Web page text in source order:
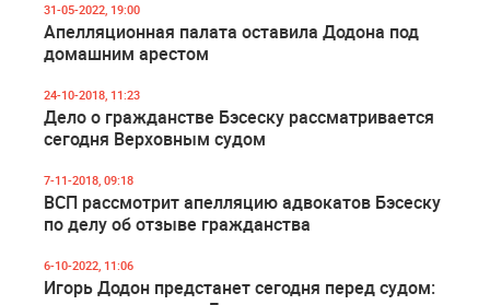
31-05-2022, 19:00
Апелляционная палата оставила Додона под
домашним арестом
24-10-2018, 11:23
Дело о гражданстве Бэсеску рассматривается
сегодня Верховным судом
7-11-2018, 09:18
ВСП рассмотрит апелляцию адвокатов Бэсеску
по делу об отзыве гражданства
6-10-2022, 11:06
Игорь Додон предстанет сегодня перед судом: